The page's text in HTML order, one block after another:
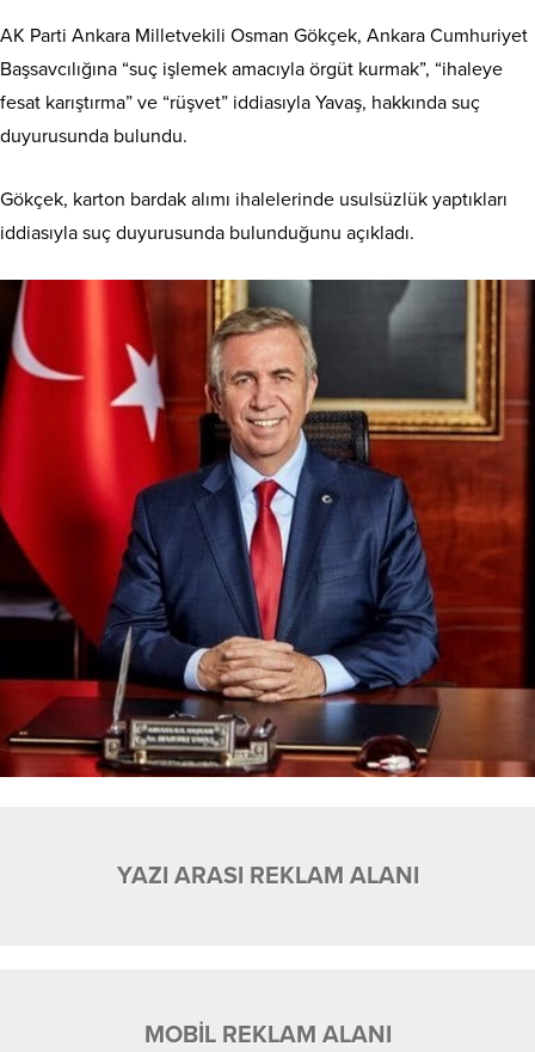
AK Parti Ankara Milletvekili Osman Gökçek, Ankara Cumhuriyet
Başsavcılığına “suç işlemek amacıyla örgüt kurmak”, “ihaleye
fesat karıştırma” ve “rüşvet” iddiasıyla Yavaş, hakkında suç
duyurusunda bulundu.
Gökçek, karton bardak alımı ihalelerinde usulsüzlük yaptıkları
iddiasıyla suç duyurusunda bulunduğunu açıkladı.
YAZI ARASI REKLAM ALANI
MOBİL REKLAM ALANI